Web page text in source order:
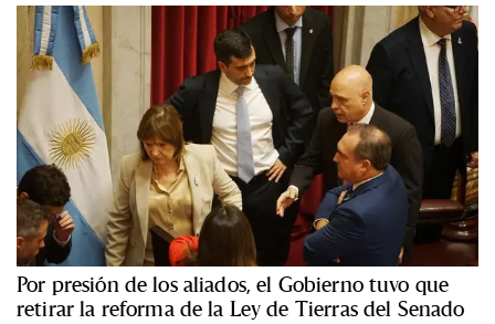
Por presión de los aliados, el Gobierno tuvo que
retirar la reforma de la Ley de Tierras del Senado